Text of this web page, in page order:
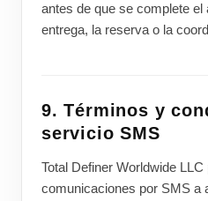
antes de que se complete
entrega, la reserva o la
9. Términos y
servicio SMS
Total Definer Worldwide
comunicaciones por SMS a